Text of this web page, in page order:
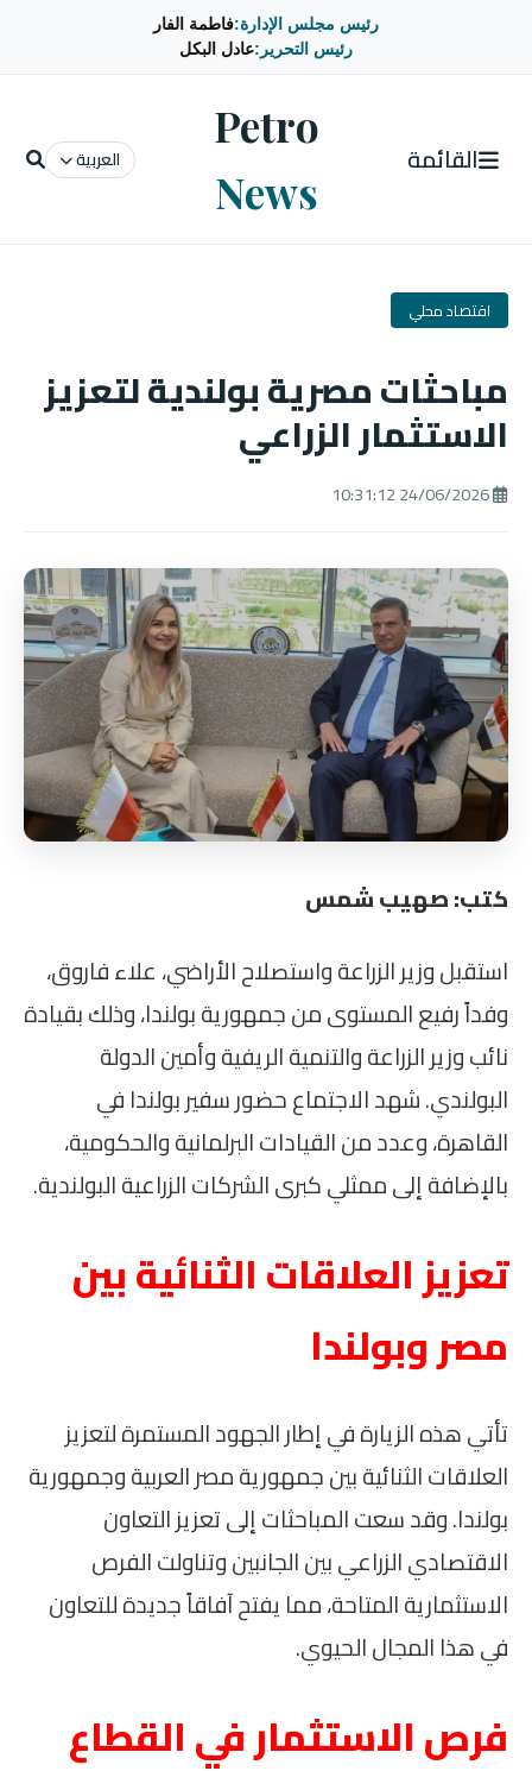
رئيس مجلس الإدارة:فاطمة الفار
رئيس التحرير:عادل البكل
القائمة
Petro
News
العربية
اقتصاد محلي
مباحثات مصرية بولندية لتعزيز
الاستثمار الزراعي
كتب: صهيب شمس
استقبل وزير الزراعة واستصلاح الأراضي، علاء فاروق،
وفداً رفيع المستوى من جمهورية بولندا، وذلك بقيادة
نائب وزير الزراعة والتنمية الريفية وأمين الدولة
البولندي. شهد الاجتماع حضور سفير بولندا في
القاهرة، وعدد من القيادات البرلمانية والحكومية،
بالإضافة إلى ممثلي كبرى الشركات الزراعية البولندية.
تعزيز العلاقات الثنائية بين
مصر وبولندا
تأتي هذه الزيارة في إطار الجهود المستمرة لتعزيز
العلاقات الثنائية بين جمهورية مصر العربية وجمهورية
بولندا. وقد سعت المباحثات إلى تعزيز التعاون
الاقتصادي الزراعي بين الجانبين وتناولت الفرص
الاستثمارية المتاحة، مما يفتح آفاقاً جديدة للتعاون
في هذا المجال الحيوي.
فرص الاستثمار في القطاع